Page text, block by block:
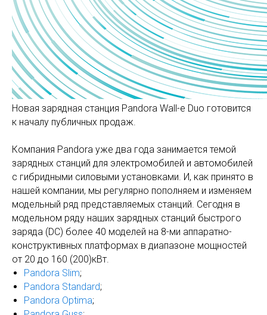
Новая зарядная станция Pandora Wall-e Duo готовится
к началу публичных продаж.
Компания Pandora уже два года занимается темой
зарядных станций для электромобилей и автомобилей
с гибридными силовыми установками. И, как принято в
нашей компании, мы регулярно пополняем и изменяем
модельный ряд представляемых станций. Сегодня в
модельном ряду наших зарядных станций быстрого
заряда (DC) более 40 моделей на 8-ми аппаратно-
конструктивных платформах в диапазоне мощностей
от 20 до 160 (200)кВт.
Pandora Slim;
Pandora Standard;
Pandora Optima;